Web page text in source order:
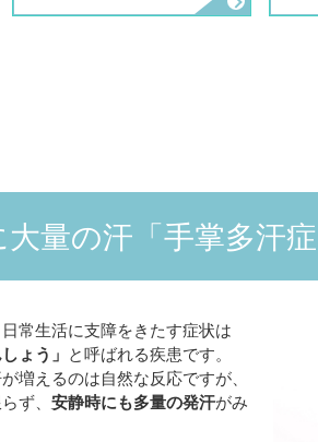
量の汗「手掌多汗
常生活に支障をきたす症状は
ょう」 と呼ばれる疾患です。
増えるのは自然な反応ですが、
ず、 安静時にも多量の発汗がみ